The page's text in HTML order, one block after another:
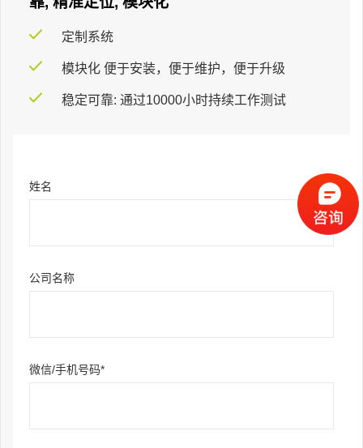
定制系统
模块化 便于安装，便于维护，便于升级
稳定可靠: 通过10000小时持续工作测试
姓名
公司名称
微信/手机号码*